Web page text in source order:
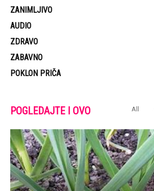
ZANIMLJIVO
AUDIO
ZDRAVO
ZABAVNO
POKLON PRIČA
POGLEDAJTE I OVO All